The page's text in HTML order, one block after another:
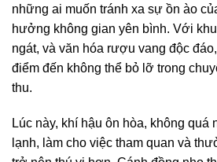
những ai muốn tránh xa sự ồn ào
hưởng không gian yên bình. Với
ngát, và văn hóa rượu vang độc
điểm đến không thể bỏ lỡ trong
thu.
Lúc này, khí hậu ôn hòa, không quá
lạnh, làm cho việc tham quan và